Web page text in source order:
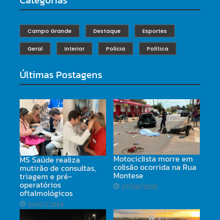
Campo Grande Destaque Esportes
Geral Interior Polícia Política
Últimas Postagens
MS Saúde realiza
mutirão de consultas,
triagem e pré-
operatórios
oftalmológicos
04/07/2024
Motociclista morre em
colisão ocorrida na Rua
Montese
07/08/2026